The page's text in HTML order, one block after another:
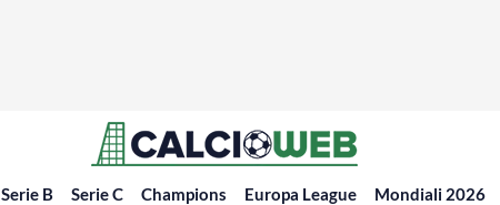
Serie B Serie C Champions Europa League Mondiali 2026